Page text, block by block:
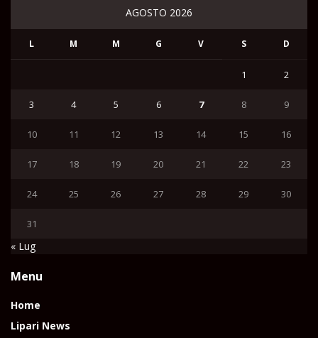
AGOSTO 2026
L M M G V S D
1 2
3 4 5 6 7 8 9
10 11 12 13 14 15 16
17 18 19 20 21 22 23
24 25 26 27 28 29 30
31
« Lug
Menu
Home
Lipari News